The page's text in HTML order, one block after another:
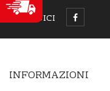
SEGUICI
INFORMAZIONI